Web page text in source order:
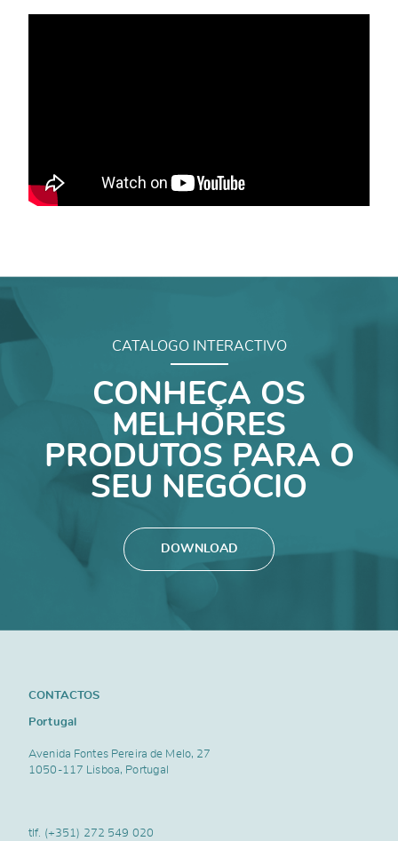
CATALOGO INTERACTIVO
CONHEÇA OS
MELHORES
PRODUTOS PARA O
SEU NEGÓCIO
DOWNLOAD
CONTACTOS
Portugal
Avenida Fontes Pereira de Melo, 27
1050-117 Lisboa, Portugal
tlf. (+351) 272 549 020